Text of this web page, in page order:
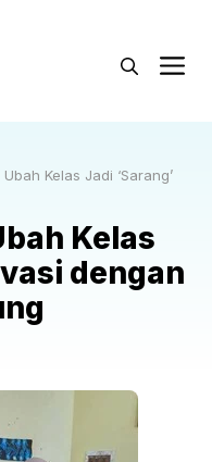
Kelas Jadi ‘Sarang’
Kelas
dengan